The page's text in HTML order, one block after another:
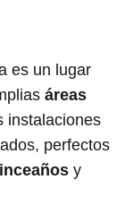
es un lugar
áreas
instalaciones
perfectos
y